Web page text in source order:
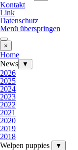
Kontakt
Link
Datenschutz
Menü überspringen
×
Home
News
▼
2026
2025
2024
2023
2022
2021
2020
2019
2018
Welpen puppies
▼